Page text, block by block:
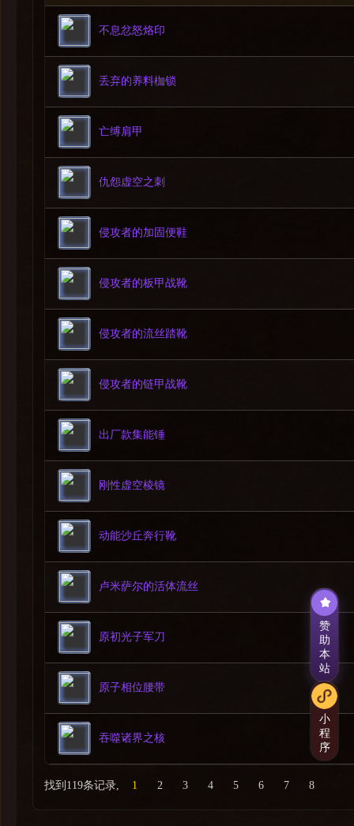
-折射熵变
3.结晶震荡波
5.碎壳
-水晶覆体
-结晶震荡波
2.集能哨兵
集能哨兵
-伤害输出者
[具现矩阵]会留下一个[错位矩阵]。 [净化闪电]在集能
-治疗者
在[协议：净化]期间，集能哨兵会使用[净化闪电]造成
[湮灭奥能重炮]会对冲击点附近的玩家造成大量伤害
2.相位闪现
-灰飞烟灭
不息忿怒烙印
丢弃的养料枷锁
亡缚肩甲
仇怨虚空之刺
侵攻者的加固便鞋
侵攻者的板甲战靴
侵攻者的流丝踏靴
侵攻者的链甲战靴
出厂款集能锤
刚性虚空棱镜
动能沙丘奔行靴
卢米萨尔的活体流丝
原初光子军刀
原子相位腰带
吞噬诸界之核
找到119条记录, 1 2 3 4 5 6 7 8
赞
助
本
站
小
程
序